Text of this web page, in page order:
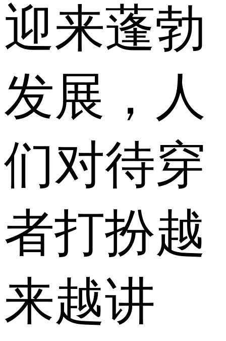
迎来蓬勃
发展，人
们对待穿
者打扮越
来越讲